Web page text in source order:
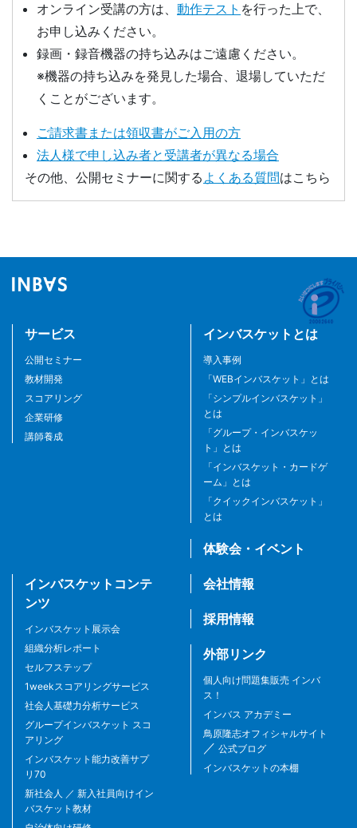
オンライン受講の方は、 動作テスト を行った上で、
お申し込みください。
録画・録音機器の持ち込みはご遠慮ください。
※機器の持ち込みを発見した場合、退場していただ
くことがございます。
ご請求書または領収書がご入用の方
法人様で申し込み者と受講者が異なる場合
その他、公開セミナーに関する よくある質問はこちら
サービス
公開セミナー
教材開発
スコアリング
企業研修
講師養成
インバスケットとは
導入事例
「WEBインバスケット」とは
「シンプルインバスケット」
とは
「グループ・インバスケッ
ト」とは
「インバスケット・カードゲ
ーム」とは
「クイックインバスケット」
とは
体験会・イベント
インバスケットコンテ
ンツ
インバスケット展示会
組織分析レポート
セルフステップ
1weekスコアリングサービス
社会人基礎力分析サービス
グループインバスケット スコ
アリング
インバスケット能力改善サプ
リ70
新社会人 ／ 新入社員向けイン
バスケット教材
会社情報
採用情報
外部リンク
個人向け問題集販売 インバ
ス！
インバス アカデミー
鳥原隆志オフィシャルサイト
／ 公式ブログ
インバスケットの本棚